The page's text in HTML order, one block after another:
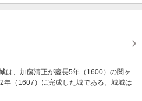
は、加藤清正が慶長5年（1600）の関ヶ
年（1607）に完成した城である。城域は